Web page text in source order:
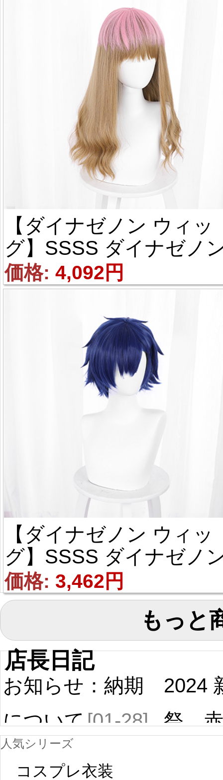
【ダイナゼノン ウィッ
グ】SSSS ダイナゼノ
南夢芽（みなみ ゆめ）
コスプレウィッグ
価格: 4,092円
【ダイナゼノン ウィッ
グ】SSSS ダイナゼノ
麻中蓬（あさなか よも
ぎ） 風 コスプレウィ
価格: 3,462円
もっと
店長日記
お知らせ：納期
について[01-28]
中国旧正月の影
2024
祭 赤
人気シリーズ
コスプレ衣装